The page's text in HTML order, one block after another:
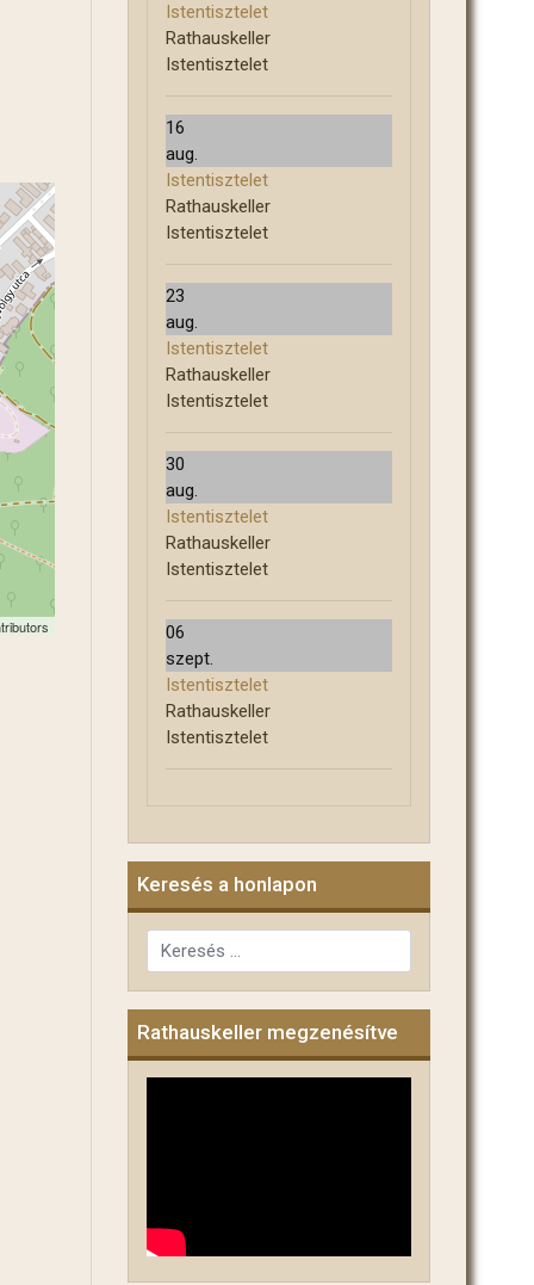
Istentisztelet
Rathauskeller
Istentisztelet
16
aug.
Istentisztelet
Rathauskeller
Istentisztelet
23
aug.
Istentisztelet
Rathauskeller
Istentisztelet
30
aug.
Istentisztelet
Rathauskeller
Istentisztelet
06
szept.
Istentisztelet
Rathauskeller
Istentisztelet
Keresés a honlapon
Keresés...
Rathauskeller megzenésítve